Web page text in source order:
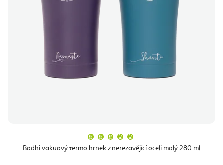
Bodhi vakuový termo hrnek z nerezavějící oceli malý 280 ml
produktu
je